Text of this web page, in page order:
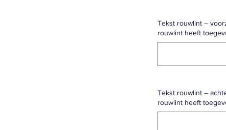
Tekst rouwlint –
rouwlint heeft
Tekst rouwlint –
rouwlint heeft